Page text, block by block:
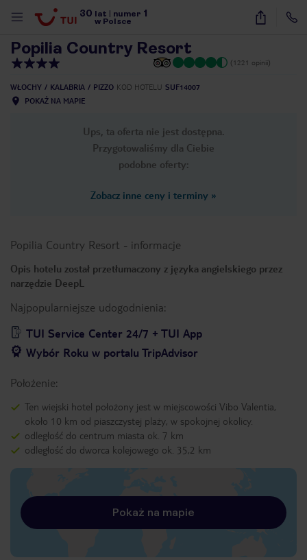
30 lat numer 1
w Polsce
33
Popilia Country Resort
(1221 opinii)
WŁOCHY KALABRIA PIZZO KOD HOTELU SUF14007
POKAŻ NA MAPIE
Ups, ta oferta nie jest dostępna.
Przygotowaliśmy dla Ciebie
podobne oferty:
Zobacz inne ceny i terminy »
Popilia Country Resort - informacje
Opis hotelu został przetłumaczony z języka angielskiego przez
narzędzie DeepL
Najpopularniejsze udogodnienia:
TUI Service Center 24/7 + TUI App
Wybór Roku w portalu TripAdvisor
Położenie:
Ten wiejski hotel położony jest w miejscowości Vibo Valentia,
około 10 km od piaszczystej plaży, w spokojnej okolicy.
odległość do centrum miasta ok. 7 km
odległość do dworca kolejowego ok. 35,2 km
Pokaż na mapie